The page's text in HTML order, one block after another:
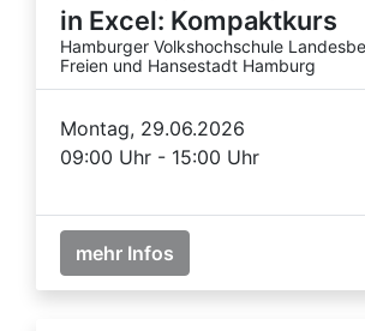
in Excel: Kompaktkurs
Hamburger Volkshochschule
Freien und Hansestadt Hamburg
Montag, 29.06.2026
09:00 Uhr - 15:00 Uhr
mehr Infos